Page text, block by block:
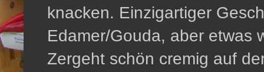
knacken. Einzigartiger
Edamer/Gouda, aber etwas
Zergeht schön cremig auf